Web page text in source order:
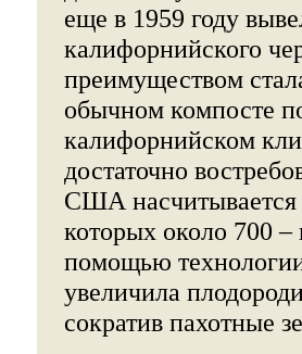
еще в 1959 году
калифорнийского
преимуществом
обычном компосте
калифорнийском
достаточно
США насчитывается
которых около 700
помощью
увеличила
сократив пахотные